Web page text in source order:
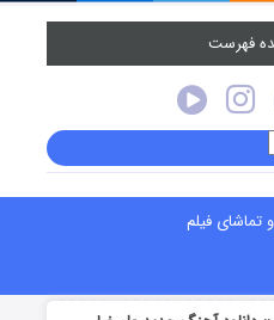
فهرست
و تماشای فیلم